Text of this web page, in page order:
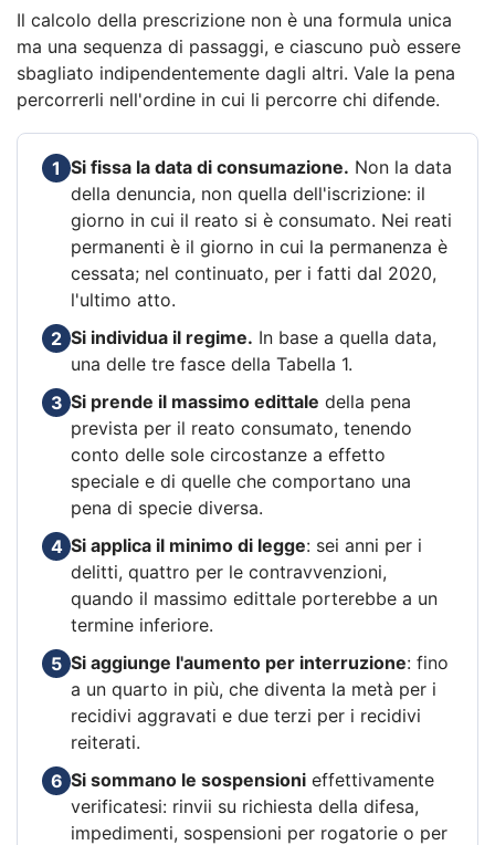
Il calcolo della prescrizione non è una formula unica
ma una sequenza di passaggi, e ciascuno può essere
sbagliato indipendentemente dagli altri. Vale la pena
percorrerli nell'ordine in cui li percorre chi difende.
1 Si fissa la data di consumazione. Non la data
della denuncia, non quella dell'iscrizione: il
giorno in cui il reato si è consumato. Nei reati
permanenti è il giorno in cui la permanenza è
cessata; nel continuato, per i fatti dal 2020,
l'ultimo atto.
2 Si individua il regime. In base a quella data,
una delle tre fasce della Tabella 1.
3 Si prende il massimo edittale della pena
prevista per il reato consumato, tenendo
conto delle sole circostanze a effetto
speciale e di quelle che comportano una
pena di specie diversa.
4 Si applica il minimo di legge: sei anni per i
delitti, quattro per le contravvenzioni,
quando il massimo edittale porterebbe a un
termine inferiore.
5 Si aggiunge l'aumento per interruzione: fino
a un quarto in più, che diventa la metà per i
recidivi aggravati e due terzi per i recidivi
reiterati.
6 Si sommano le sospensioni effettivamente
verificatesi: rinvii su richiesta della difesa,
impedimenti, sospensioni per rogatorie o per